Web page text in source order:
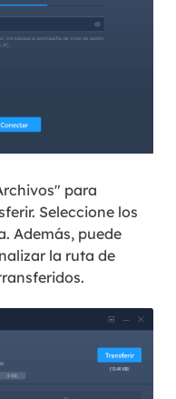
para
Seleccione los
Además, puede
la ruta de